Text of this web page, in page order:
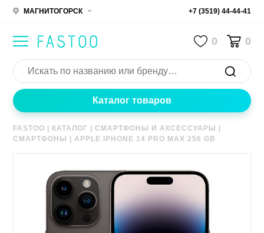
МАГНИТОГОРСК +7 (3519) 44-44-41
0 0
Каталог товаров
FASTOO КАТАЛОГ |СМАРТФОНЫ И АКСЕССУАРЫ
СМАРТФОНЫ
|APPLE IPHONE 14 PRO MAX 256 GB